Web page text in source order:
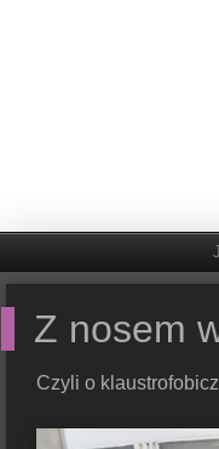
Z nosem
Czyli o